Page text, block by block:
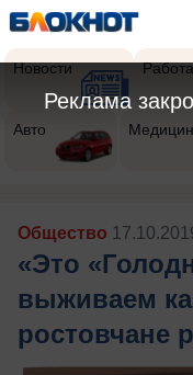
Новости
Авто
Общество
«Это
выживаем
ростовчане
Реклама